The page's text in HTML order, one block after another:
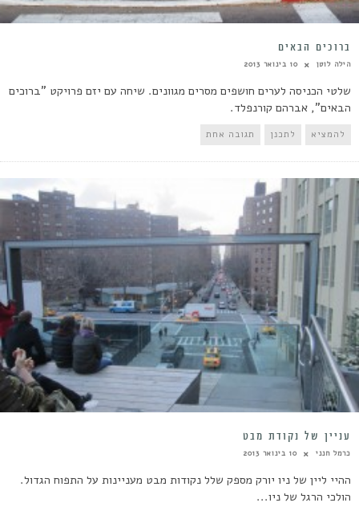
ברוכים הבאים
הילה לוטן 10 בינואר 2013
שלטי הכניסה לערים חושפים מסרים מגוונים. שיחה עם יזם פרויקט "ברוכים
הבאים", אברהם קורנפלד.
להמציא לתכנן תגובה אחת
עניין של נקודת מבט
כרמל חנני 10 בינואר 2013
ההיי ליין של ניו יורק מספק שלל נקודות מבט מעניינות על התפוח הגדול.
הולכי הרגל של ניו...